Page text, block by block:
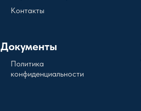
Документы
Политика
конфиденциальности
Контакты